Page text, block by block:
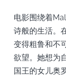
电影围绕着
诗般的生活。
变得粗鲁和不
欲望。她想为
国王的女儿奥